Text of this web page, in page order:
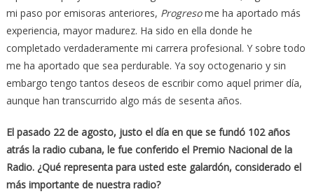
mi paso por emisoras anteriores, Progresome ha aportado más
experiencia, mayor madurez. Ha sido en ella donde he
completado verdaderamente mi carrera profesional. Y sobre todo
me ha aportado que sea perdurable. Ya soy octogenario y sin
embargo tengo tantos deseos de escribir como aquel primer día,
aunque han transcurrido algo más de sesenta años.
El pasado 22 de agosto, justo el día en que se fundó 102 años
atrás la radio cubana, le fue conferido el Premio Nacional de la
Radio. ¿Qué representa para usted este galardón, considerado el
más importante de nuestra radio?